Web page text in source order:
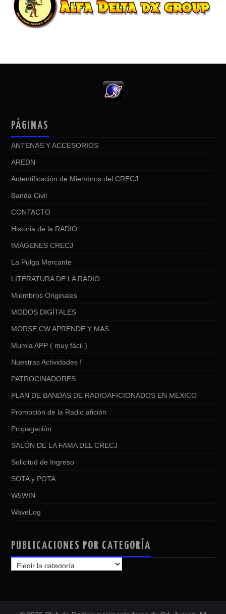
PÁGINAS
ANTENAS Y ACCESORIOS
AREDN
Autentificación de Miembros del CRECJ
Banda Civil
CONTACTO
Historia de la RADIO
IMÁGENES CRECJ
La Pulga Mercante
LITERATURA DE LA RADIO
Miembros Originales
MODOS DIGITALES
MORSE CW APRENDE Y MAS
Mumla APP ( muy fácil )
Nuestras Actividades !
PATROCINADORES
PLAN DE BANDAS DE RADIOAFICIONADOS EN MEXICO
Promoción de la Radio afición
Propagación
SALÓN DE LA FAMA DEL CRECJ
Solicitud de Ingreso
SOTA y POTA
W5WIN
WaveLog
PUBLICACIONES POR CATEGORÍA
PUBLICACIONES
POR